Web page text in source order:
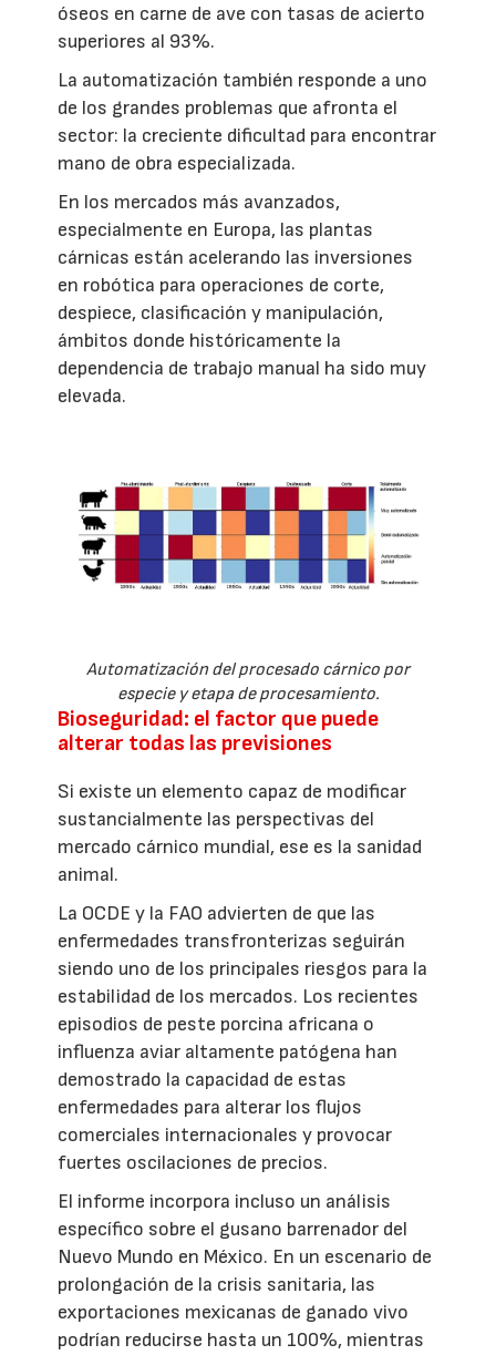
óseos en carne de ave con tasas de acierto
superiores al 93%.
La automatización también responde a uno
de los grandes problemas que afronta el
sector: la creciente dificultad para encontrar
mano de obra especializada.
En los mercados más avanzados,
especialmente en Europa, las plantas
cárnicas están acelerando las inversiones
en robótica para operaciones de corte,
despiece, clasificación y manipulación,
ámbitos donde históricamente la
dependencia de trabajo manual ha sido muy
elevada.
Automatización del procesado cárnico por
especie y etapa de procesamiento.
Bioseguridad: el factor que puede
alterar todas las previsiones
Si existe un elemento capaz de modificar
sustancialmente las perspectivas del
mercado cárnico mundial, ese es la sanidad
animal.
La OCDE y la FAO advierten de que las
enfermedades transfronterizas seguirán
siendo uno de los principales riesgos para la
estabilidad de los mercados. Los recientes
episodios de peste porcina africana o
influenza aviar altamente patógena han
demostrado la capacidad de estas
enfermedades para alterar los flujos
comerciales internacionales y provocar
fuertes oscilaciones de precios.
El informe incorpora incluso un análisis
específico sobre el gusano barrenador del
Nuevo Mundo en México. En un escenario de
prolongación de la crisis sanitaria, las
exportaciones mexicanas de ganado vivo
podrían reducirse hasta un 100%, mientras